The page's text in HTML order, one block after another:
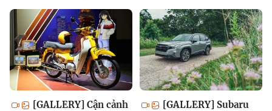
[GALLERY] Cận cảnh
[GALLERY] Subaru